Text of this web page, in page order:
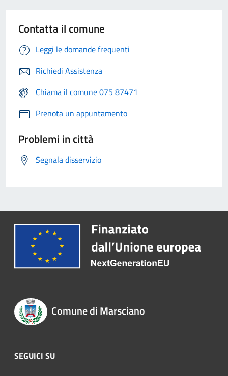
Contatta il comune
Leggi le domande frequenti
Richiedi Assistenza
Chiama il comune 075 87471
Prenota un appuntamento
Problemi in città
Segnala disservizio
Comune di Marsciano
SEGUICI SU